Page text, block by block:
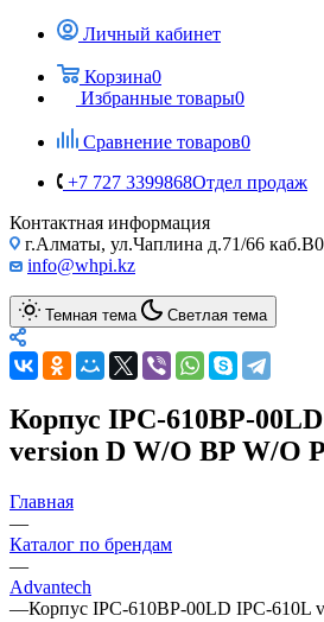
Личный кабинет
Корзина0
Избранные товары0
Сравнение товаров0
+7 727 3399868Отдел продаж
Контактная информация
г.Алматы, ул.Чаплина д.71/66
info@whpi.kz
Темная тема Светлая тема
Корпус IPC-610BP-
version D W/O BP W/O
Главная
—
Каталог по брендам
—
Advantech
—Корпус IPC-610BP-00LD IPC-610L